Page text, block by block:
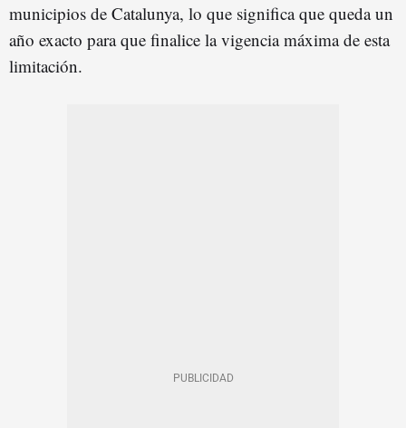
municipios de Catalunya, lo que significa que queda un
año exacto para que finalice la vigencia máxima de esta
limitación.